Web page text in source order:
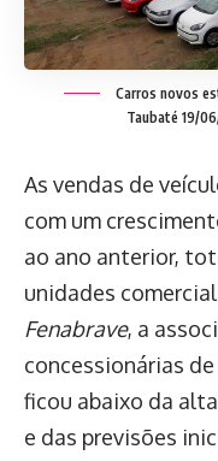
Carros novos
Taubaté 19/
As vendas de
com um
ao ano anterior,
unidades
Fenabrave, a
concessionárias
ficou abaixo da
e das previsões